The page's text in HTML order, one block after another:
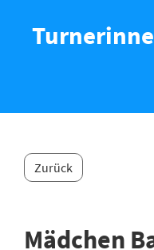
Zurück
Mädchen